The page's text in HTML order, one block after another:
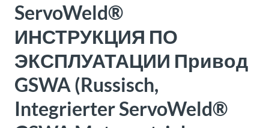
ServoWeld®
ИНСТРУКЦИЯ ПО
ЭКСПЛУАТАЦИИ Привод
GSWA (Russisch,
Integrierter ServoWeld®
Kontakt
zu einem
Ingenieur
Kontakt
Neuigkeiten &